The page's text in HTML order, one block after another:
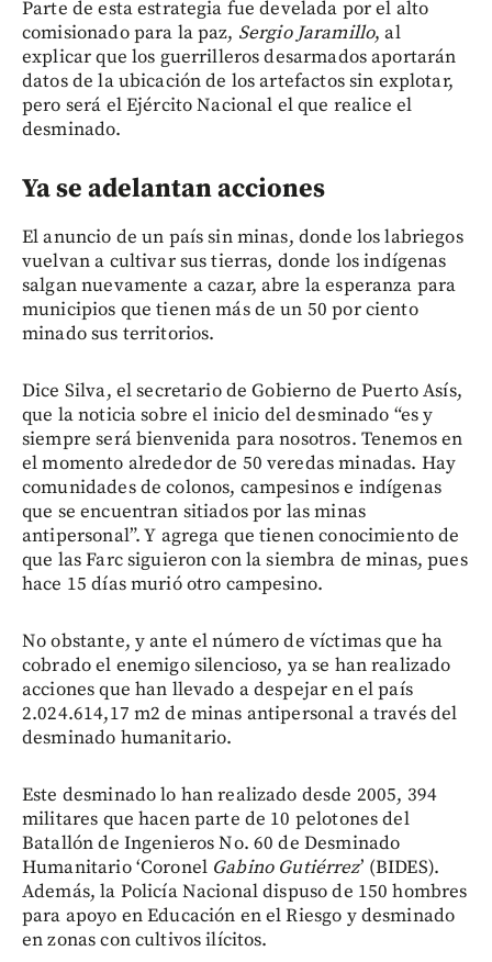
Parte de esta estrategia fue develada por el alto
comisionado para la paz, Sergio Jaramillo, al
explicar que los guerrilleros desarmados aportarán
datos de la ubicación de los artefactos sin explotar,
pero será el Ejército Nacional el que realice el
desminado.
Ya se adelantan acciones
El anuncio de un país sin minas, donde los labriegos
vuelvan a cultivar sus tierras, donde los indígenas
salgan nuevamente a cazar, abre la esperanza para
municipios que tienen más de un 50 por ciento
minado sus territorios.
Dice Silva, el secretario de Gobierno de Puerto Asís,
que la noticia sobre el inicio del desminado “es y
siempre será bienvenida para nosotros. Tenemos en
el momento alrededor de 50 veredas minadas. Hay
comunidades de colonos, campesinos e indígenas
que se encuentran sitiados por las minas
antipersonal”. Y agrega que tienen conocimiento de
que las Farc siguieron con la siembra de minas, pues
hace 15 días murió otro campesino.
No obstante, y ante el número de víctimas que ha
cobrado el enemigo silencioso, ya se han realizado
acciones que han llevado a despejar en el país
2.024.614,17 m2 de minas antipersonal a través del
desminado humanitario.
Este desminado lo han realizado desde 2005, 394
militares que hacen parte de 10 pelotones del
Batallón de Ingenieros No. 60 de Desminado
Humanitario ‘Coronel Gabino Gutiérrez’ (BIDES).
Además, la Policía Nacional dispuso de 150 hombres
para apoyo en Educación en el Riesgo y desminado
en zonas con cultivos ilícitos.